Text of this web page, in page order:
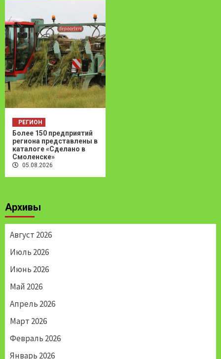
РЕГИОН
Более 150 предприятий
региона представлены в
каталоге «Сделано в
Смоленске»
05.08.2026
Архивы
Август 2026
Июль 2026
Июнь 2026
Май 2026
Апрель 2026
Март 2026
Февраль 2026
Январь 2026